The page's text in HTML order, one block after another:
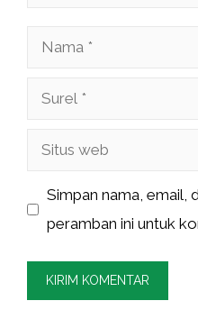
Nama
Surel
Situs
Simpan nama, email,
peramban ini untuk